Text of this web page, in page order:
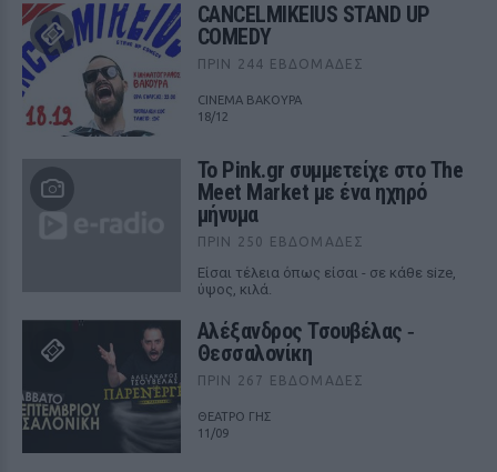
CANCELMIKEIUS STAND UP
COMEDY
ΠΡΙΝ 244 ΕΒΔΟΜΆΔΕΣ
CINEMA ΒΑΚΟΥΡΑ
18/12
Το Pink.gr συμμετείχε στο The
Meet Market με ένα ηχηρό
μήνυμα
ΠΡΙΝ 250 ΕΒΔΟΜΆΔΕΣ
Είσαι τέλεια όπως είσαι - σε κάθε size,
ύψος, κιλά.
Αλέξανδρος Τσουβέλας ‑
Θεσσαλονίκη
ΠΡΙΝ 267 ΕΒΔΟΜΆΔΕΣ
ΘΕΑΤΡΟ ΓΗΣ
11/09